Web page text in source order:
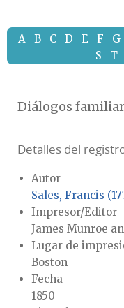
A B C D E F G
S
T
Diálogos
Detalles del
Autor
Sales, Francis
Impresor/Editor
James Munroe
Lugar de
Boston
Fecha
1850